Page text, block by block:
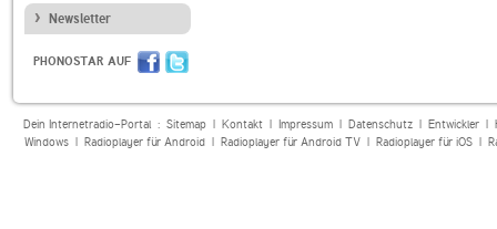
Newsletter
PHONOSTAR AUF
Dein Internetradio-Portal : Sitemap| Kontakt| Impressum| Datenschutz| Entwickler|
Windows| Radioplayer für Android| Radioplayer für Android TV| Radioplayer für iOS|